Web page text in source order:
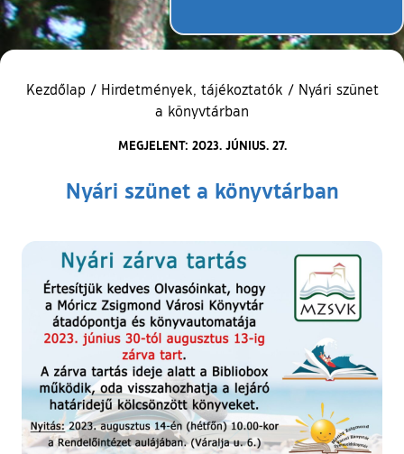
Kezdőlap / Hirdetmények, tájékoztatók / Nyári szünet
a könyvtárban
MEGJELENT: 2023. JÚNIUS. 27.
Nyári szünet a könyvtárban